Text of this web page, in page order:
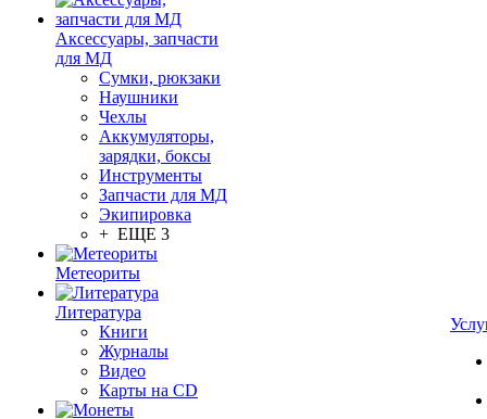
Аксессуары, запчасти
для МД
Сумки, рюкзаки
Наушники
Чехлы
Аккумуляторы,
зарядки, боксы
Инструменты
Запчасти для МД
Экипировка
+ ЕЩЕ 3
Метеориты
Литература
Книги
Журналы
Видео
Карты на CD